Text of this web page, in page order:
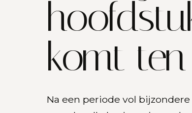
komt
Na een periode vol